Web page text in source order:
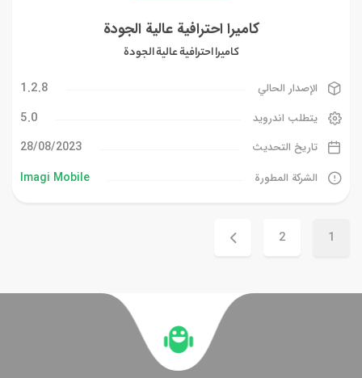
كاميرا احترافية عالية الجودة
كاميرا احترافية عالية الجودة
الإصدار الحالي 1.2.8
يتطلب اندرويد 5.0
تاريخ التحديث 28/08/2023
الشركة المطورة Imagi Mobile
1
2